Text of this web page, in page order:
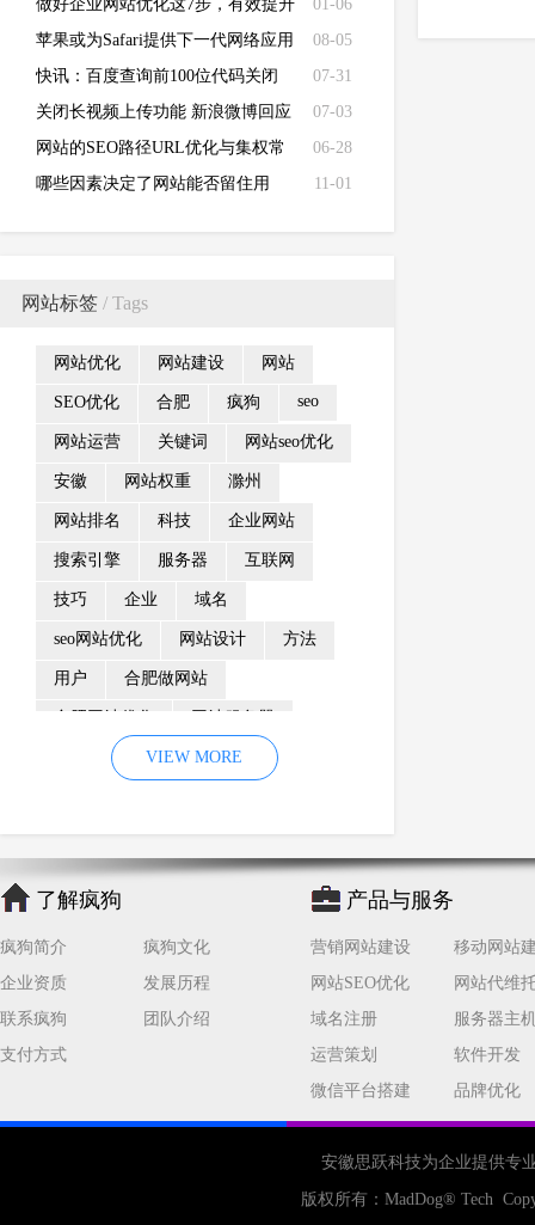
01-06
做好企业网站优化这7步，有效提升
关键词排名！
08-05
苹果或为Safari提供下一代网络应用
支持
07-31
快讯：百度查询前100位代码关闭
07-03
关闭长视频上传功能 新浪微博回应
广电总局整改要求
06-28
网站的SEO路径URL优化与集权常
见问答
11-01
哪些因素决定了网站能否留住用
网站标签 / Tags
网站优化 网站建设 网站
SEO优化 合肥 疯狗 seo
网站运营 关键词 网站seo优化
安徽 网站权重 滁州
网站排名 科技 企业网站
搜索引擎 服务器 互联网
技巧 企业 域名
seo网站优化 网站设计 方法
用户 合肥做网站
优化 网站降权
企业网站建设 效果 页面
网络营销 因素 网络公司
网站流量
百度优化 网站收录
网站seo 专业
VIEW MORE
了解疯狗
疯狗简介
疯狗文化
企业资质
发展历程
联系疯狗
团队介绍
支付方式
产品与服务
营销网站建设
移动网站
网站SEO优化
网站代维
域名注册
服务器主
运营策划
软件开发
微信平台搭建
品牌优化
安徽思跃科技为企业提供专
版权所有： MadDog® Tech